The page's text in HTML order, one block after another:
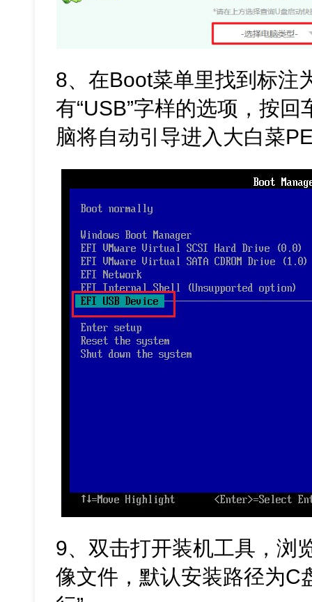
8、在Boot菜单里找到标注
有“USB”字样的选项，按
脑将自动引导进入大白菜
9、双击打开装机工具，浏
像文件，默认安装路径为C